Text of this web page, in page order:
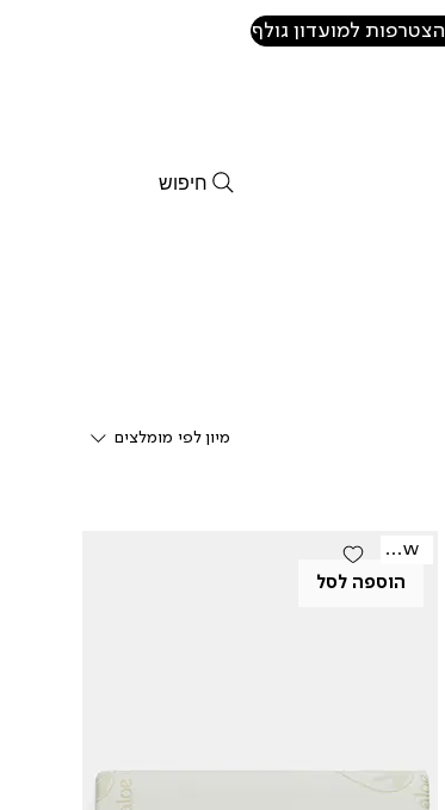
חיפוש
הצטרפות למועדון גולף
מיון לפי מומלצים
הוספה לסל
New